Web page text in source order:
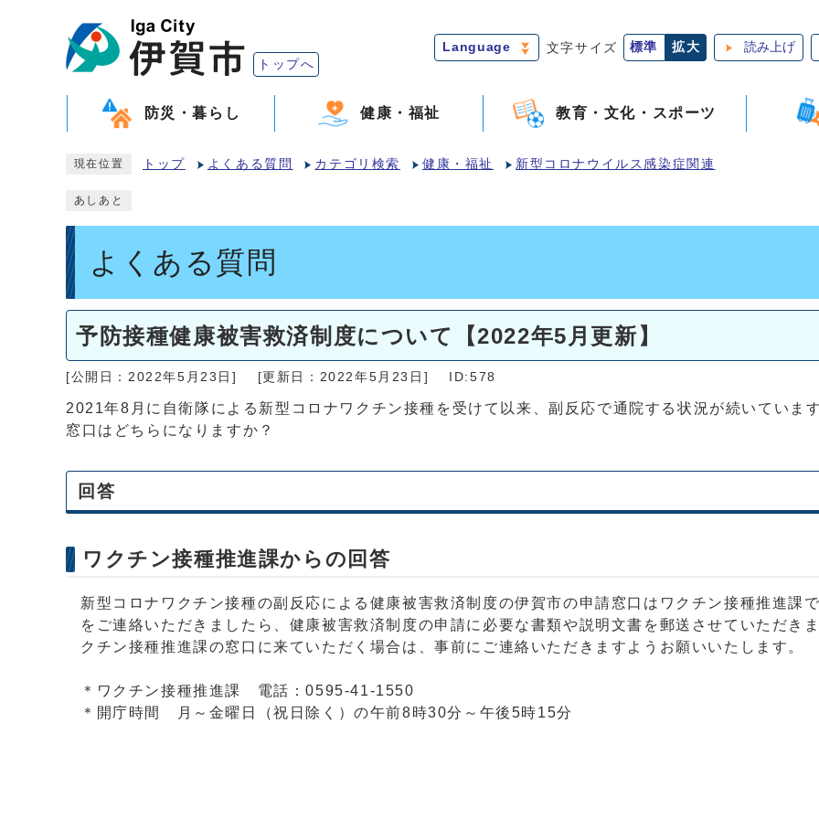
トップへ
Language 文字サイズ 標準 拡大 読み上げ
防災・暮らし 健康・福祉 教育・文化・スポーツ
現在位置 トップ よくある質問 カテゴリ検索 健康・福祉 新型コロナウイルス感染症関連
あしあと
よくある質問
予防接種健康被害救済制度について【2022年5月更新】
[公開日：2022年5月23日] [更新日：2022年5月23日] ID:578
2021年8月に自衛隊による新型コロナワクチン接種を受けて以来、副反応で通院する状況が続いていま
窓口はどちらになりますか？
回答
ワクチン接種推進課からの回答
新型コロナワクチン接種の副反応による健康被害救済制度の伊賀市の申請窓口はワクチン接種推進課
をご連絡いただきましたら、健康被害救済制度の申請に必要な書類や説明文書を郵送させていただき
クチン接種推進課の窓口に来ていただく場合は、事前にご連絡いただきますようお願いいたします。
＊ワクチン接種推進課 電話：0595-41-1550
＊開庁時間 月～金曜日（祝日除く）の午前8時30分～午後5時15分